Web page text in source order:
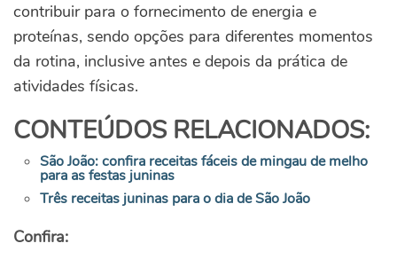
contribuir para o fornecimento de energia e
proteínas, sendo opções para diferentes momentos
da rotina, inclusive antes e depois da prática de
atividades físicas.
CONTEÚDOS RELACIONADOS:
São João: confira receitas fáceis de mingau de melho
para as festas juninas
Três receitas juninas para o dia de São João
Confira: